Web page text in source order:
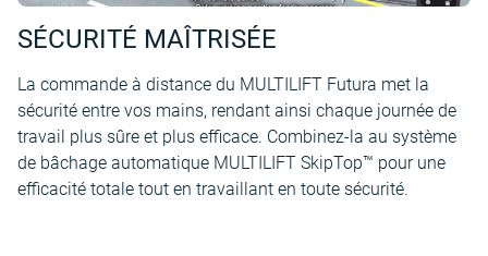
SÉCURITÉ MAÎTRISÉE
La commande à distance du MULTILIFT Futura met la
sécurité entre vos mains, rendant ainsi chaque journée de
travail plus sûre et plus efficace. Combinez-la au système
de bâchage automatique MULTILIFT SkipTop™ pour une
efficacité totale tout en travaillant en toute sécurité.